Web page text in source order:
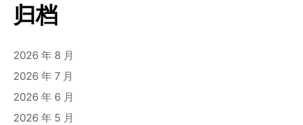
归档
2026 年 8 月
2026 年 7 月
2026 年 6 月
2026 年 5 月